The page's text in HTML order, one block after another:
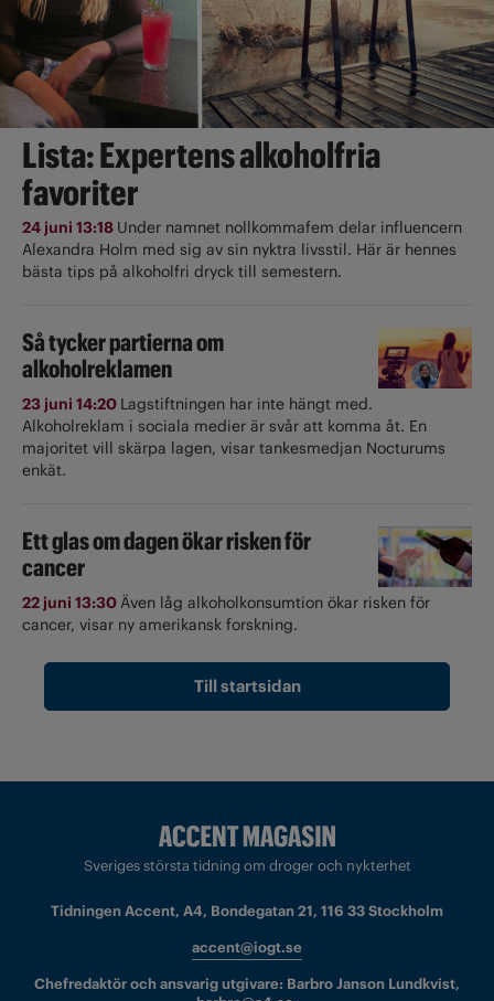
Lista: Expertens alkoholfria
favoriter
24 juni 13:18 Under namnet nollkommafem delar influencern
Alexandra Holm med sig av sin nyktra livsstil. Här är hennes
bästa tips på alkoholfri dryck till semestern.
Så tycker partierna om
alkoholreklamen
23 juni 14:20 Lagstiftningen har inte hängt med.
Alkoholreklam i sociala medier är svår att komma åt. En
majoritet vill skärpa lagen, visar tankesmedjan Nocturums
enkät.
Ett glas om dagen ökar risken för
cancer
22 juni 13:30Även låg alkoholkonsumtion ökar risken för
cancer, visar ny amerikansk forskning.
Till startsidan
Sveriges största tidning om droger och nykterhet
Tidningen Accent, A4, Bondegatan 21, 116 33 Stockholm
accent@iogt.se
Chefredaktör och ansvarig utgivare: Barbro Janson Lundkvist,